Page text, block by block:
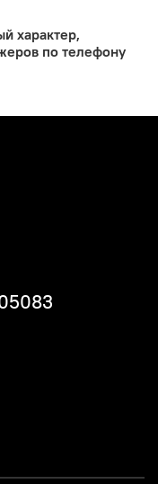
характер,
по телефону